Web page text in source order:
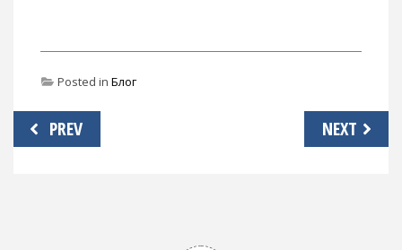
Posted in Блог
Навигация
по
PREV NEXT